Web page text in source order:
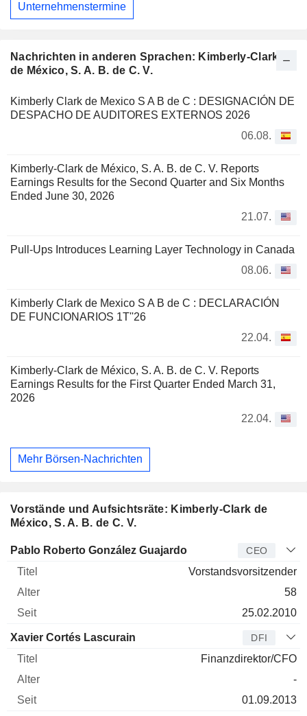
Nachrichten in anderen Sprachen: Kimberly-Clark
de México, S. A. B. de C. V.
Kimberly Clark de Mexico S A B de C : DESIGNACIÓN DE
DESPACHO DE AUDITORES EXTERNOS 2026
06.08.
Kimberly-Clark de México, S. A. B. de C. V. Reports
Earnings Results for the Second Quarter and Six Months
Ended June 30, 2026
21.07.
Pull-Ups Introduces Learning Layer Technology in Canada
08.06.
Kimberly Clark de Mexico S A B de C : DECLARACIÓN
DE FUNCIONARIOS 1T''26
22.04.
Kimberly-Clark de México, S. A. B. de C. V. Reports
Earnings Results for the First Quarter Ended March 31,
2026
22.04.
Mehr Börsen-Nachrichten
Vorstände und Aufsichtsräte: Kimberly-Clark de
México, S. A. B. de C. V.
Manager Titel Alter Seit
Pablo Roberto González Guajardo CEO
Vorstandsvorsitzender
58
25.02.2010
Xavier Cortés Lascurain DFI
Finanzdirektor/CFO
-
01.09.2013
Unternehmenstermine